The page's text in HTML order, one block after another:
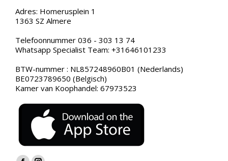
Adres: Homerusplein 1
1363 SZ Almere
Telefoonnummer 036 - 303 13 74
Whatsapp Specialist Team: +31646101233
BTW-nummer : NL857248960B01 (Nederlands)
BE0723789650 (Belgisch)
Kamer van Koophandel: 67973523
Vind ons op: